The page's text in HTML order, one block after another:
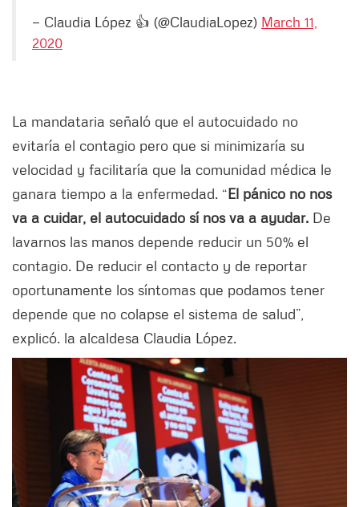
— Claudia López 👍 (@ClaudiaLopez) March 11,
2020
La mandataria señaló que el autocuidado no
evitaría el contagio pero que si minimizaría su
velocidad y facilitaría que la comunidad médica le
ganara tiempo a la enfermedad. “El pánico no nos
va a cuidar, el autocuidado sí nos va a ayudar. De
lavarnos las manos depende reducir un 50% el
contagio. De reducir el contacto y de reportar
oportunamente los síntomas que podamos tener
depende que no colapse el sistema de salud”,
explicó. la alcaldesa Claudia López.